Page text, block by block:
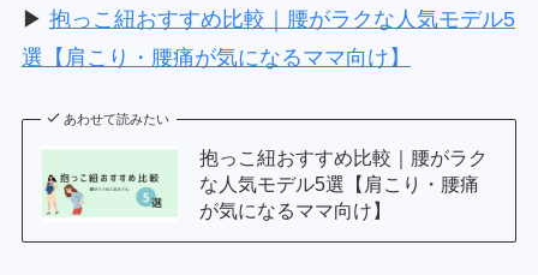
▶ 抱っこ紐おすすめ比較｜腰がラクな人気モデル5
選【肩こり・腰痛が気になるママ向け】
あわせて読みたい
抱っこ紐おすすめ比較｜腰がラク
な人気モデル5選【肩こり・腰痛
が気になるママ向け】